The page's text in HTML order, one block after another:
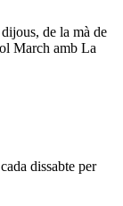
de la mà de
March amb La
dissabte per